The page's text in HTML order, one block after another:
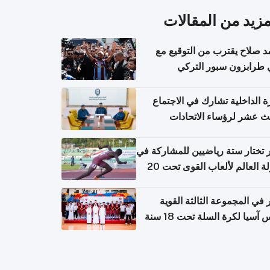
من المقالات
صلاح يقترب من التوقيع مع
طرابزون سبور التركي
الداخلية تشارك في الاجتماع
عشر لرؤساء الاتحادات
تختار ستة رياضيين للمشاركة في
بطولة العالم لألعاب القوى تحت 20
المجموعة الثالثة القوية
آسيا لكرة السلة تحت 18 سنة